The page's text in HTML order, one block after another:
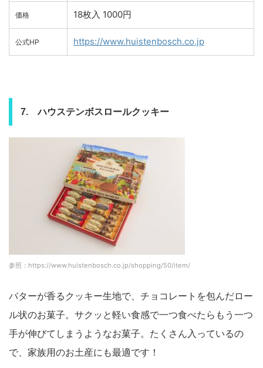
価格 18枚入 1000円
公式HP https://www.huistenbosch.co.jp
7. ハウステンボスロールクッキー
参照：https://www.huistenbosch.co.jp/shopping/50/item/
バターが香るクッキー生地で、チョコレートを包んだロー
ル状のお菓子。サクッと軽い食感で一つ食べたらもう一つ
手が伸びてしまうようなお菓子。たくさん入っているの
で、家族用のお土産にも最適です！